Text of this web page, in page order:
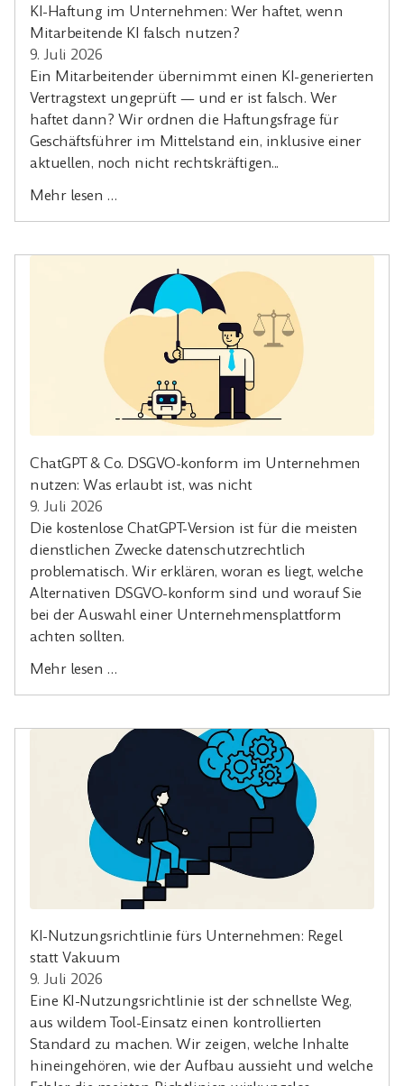
KI-Haftung im Unternehmen: Wer haftet, wenn
Mitarbeitende KI falsch nutzen?
9. Juli 2026
Ein Mitarbeitender übernimmt einen KI-generierten
Vertragstext ungeprüft — und er ist falsch. Wer
haftet dann? Wir ordnen die Haftungsfrage für
Geschäftsführer im Mittelstand ein, inklusive einer
aktuellen, noch nicht rechtskräftigen...
Mehr lesen …
ChatGPT & Co. DSGVO-konform im Unternehmen
nutzen: Was erlaubt ist, was nicht
9. Juli 2026
Die kostenlose ChatGPT-Version ist für die meisten
dienstlichen Zwecke datenschutzrechtlich
problematisch. Wir erklären, woran es liegt, welche
Alternativen DSGVO-konform sind und worauf Sie
bei der Auswahl einer Unternehmensplattform
achten sollten.
Mehr lesen …
KI-Nutzungsrichtlinie fürs Unternehmen: Regel
statt Vakuum
9. Juli 2026
Eine KI-Nutzungsrichtlinie ist der schnellste Weg,
aus wildem Tool-Einsatz einen kontrollierten
Standard zu machen. Wir zeigen, welche Inhalte
hineingehören, wie der Aufbau aussieht und welche